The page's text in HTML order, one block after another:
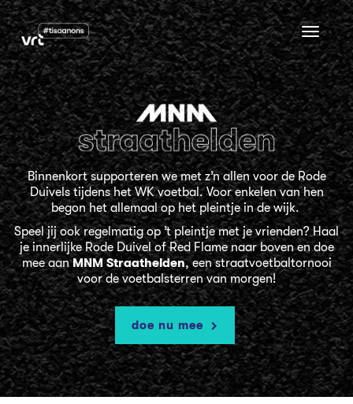
Toggle
Binnenkort supporteren we met z’n allen voor de Rode
Duivels tijdens het WK voetbal. Voor enkelen van hen
begon het allemaal op het pleintje in de wijk.
Speel jij ook regelmatig op ’t pleintje met je vrienden? Haal
je innerlijke Rode Duivel of Red Flame naar boven en doe
mee aanMNM Straathelden, een straatvoetbaltornooi
voor de voetbalsterren van morgen!
doe nu mee